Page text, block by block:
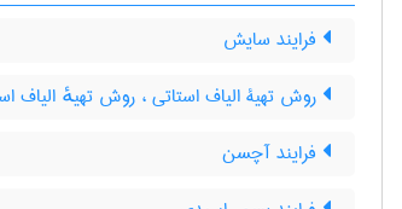
فرایند سایش
روش تهیۀ الیاف استاتی ، روش تهیهٔ الیاف
فرایند آچسن